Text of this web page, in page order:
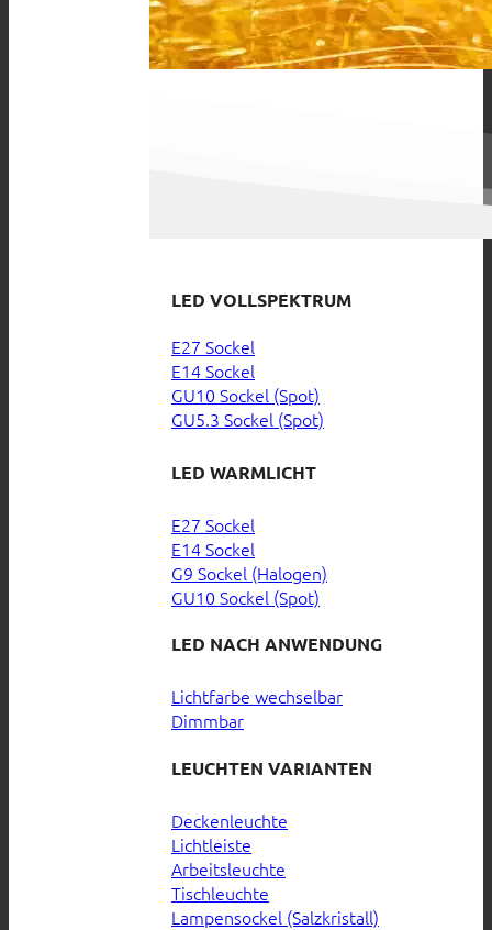
LED VOLLSPEKTRUM
E27 Sockel
E14 Sockel
GU10 Sockel (Spot)
GU5.3 Sockel (Spot)
LED WARMLICHT
E27 Sockel
E14 Sockel
G9 Sockel (Halogen)
GU10 Sockel (Spot)
LED NACH ANWENDUNG
Lichtfarbe wechselbar
Dimmbar
LEUCHTEN VARIANTEN
Deckenleuchte
Lichtleiste
Arbeitsleuchte
Tischleuchte
Lampensockel (Salzkristall)